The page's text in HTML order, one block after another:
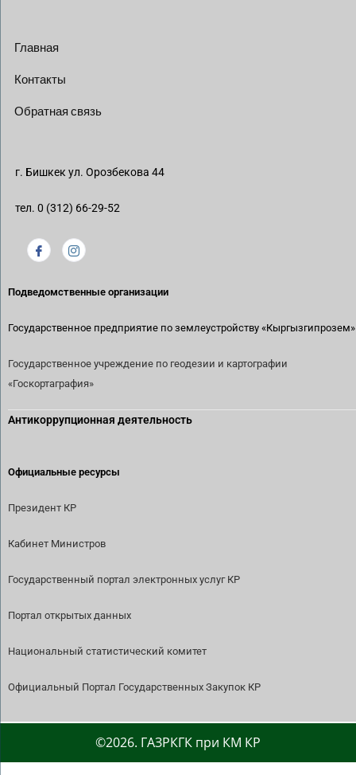
Главная
Контакты
Обратная связь
г. Бишкек ул. Орозбекова 44
тел. 0 (312) 66-29-52
Подведомственные организации
Государственное предприятие по землеустройству «Кыргызгипрозем»
Государственное учреждение по геодезии и картографии
«Госкортаграфия»
Антикоррупционная деятельность
Официальные ресурсы
Президент КР
Кабинет Министров
Государственный портал электронных услуг КР
Портал открытых данных
Национальный статистический комитет
Официальный Портал Государственных Закупок КР
©2026. ГАЗРКГК при КМ КР